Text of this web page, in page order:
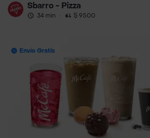
Sbarro - Pizza
34 min · $ 9500
Envío Gratis